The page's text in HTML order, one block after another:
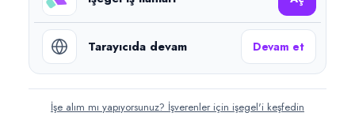
Tarayıcıda devam Devam et
İşe alım mı yapıyorsunuz? İşverenler için işegel'i keşfedin